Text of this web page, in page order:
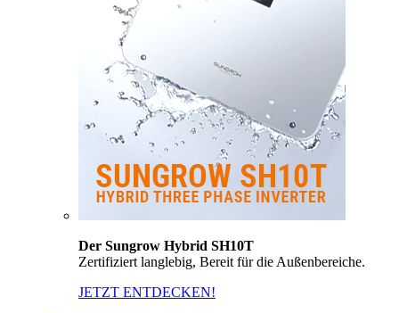
Der Sungrow Hybrid SH10T
Zertifiziert langlebig, Bereit für die Außenbereiche.
JETZT ENTDECKEN!